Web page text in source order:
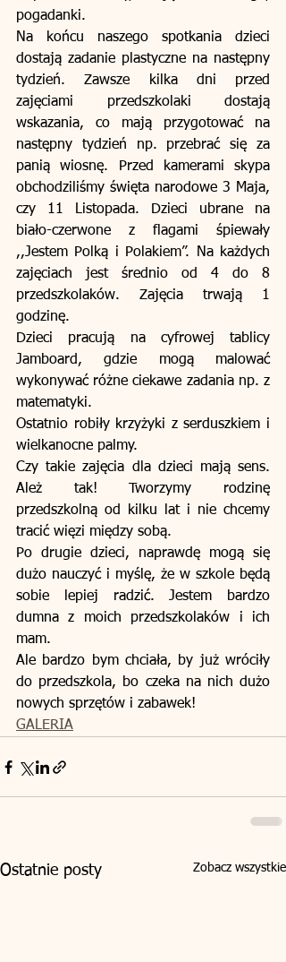
pogadanki.
Na końcu naszego spotkania dzieci
dostają zadanie plastyczne na następny
tydzień. Zawsze kilka dni przed
zajęciami przedszkolaki dostają
wskazania, co mają przygotować na
następny tydzień np. przebrać się za
panią wiosnę. Przed kamerami skypa
obchodziliśmy święta narodowe 3 Maja,
czy 11 Listopada. Dzieci ubrane na
biało-czerwone z flagami śpiewały
,,Jestem Polką i Polakiem”. Na każdych
zajęciach jest średnio od 4 do 8
przedszkolaków. Zajęcia trwają 1
godzinę.
Dzieci pracują na cyfrowej tablicy
Jamboard, gdzie mogą malować
wykonywać różne ciekawe zadania np. z
matematyki.
Ostatnio robiły krzyżyki z serduszkiem i
wielkanocne palmy.
Czy takie zajęcia dla dzieci mają sens.
Ależ tak! Tworzymy rodzinę
przedszkolną od kilku lat i nie chcemy
tracić więzi między sobą.
Po drugie dzieci, naprawdę mogą się
dużo nauczyć i myślę, że w szkole będą
sobie lepiej radzić. Jestem bardzo
dumna z moich przedszkolaków i ich
mam.
Ale bardzo bym chciała, by już wróciły
do przedszkola, bo czeka na nich dużo
nowych sprzętów i zabawek!
GALERIA
Ostatnie posty Zobacz wszystkie